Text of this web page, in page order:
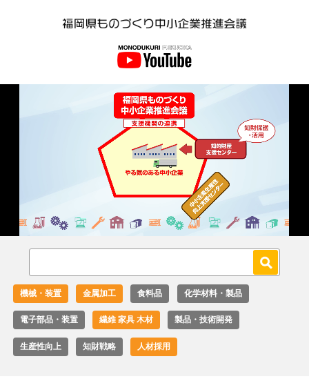
Unmute Loaded
機械・装置 金属加工 食料品 化学材料・製品
電子部品・装置 繊維 家具 木材 製品・技術開発
生産性向上 知財戦略 人材採用